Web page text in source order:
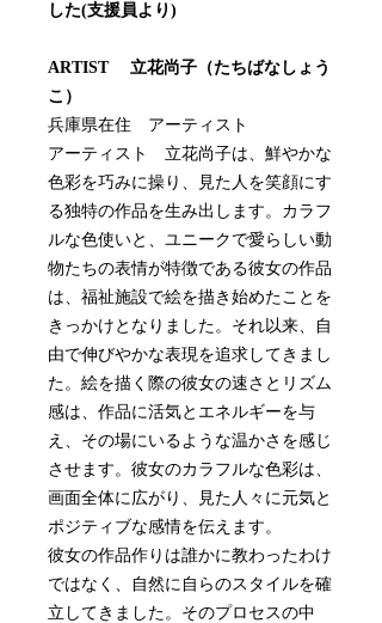
した(支援員より)
ARTIST 立花尚子（たちばなしょう
こ）
兵庫県在住 アーティスト
アーティスト 立花尚子は、鮮やかな
色彩を巧みに操り、見た人を笑顔にす
る独特の作品を生み出します。カラフ
ルな色使いと、ユニークで愛らしい動
物たちの表情が特徴である彼女の作品
は、福祉施設で絵を描き始めたことを
きっかけとなりました。それ以来、自
由で伸びやかな表現を追求してきまし
た。絵を描く際の彼女の速さとリズム
感は、作品に活気とエネルギーを与
え、その場にいるような温かさを感じ
させます。彼女のカラフルな色彩は、
画面全体に広がり、見た人々に元気と
ポジティブな感情を伝えます。
彼女の作品作りは誰かに教わったわけ
ではなく、自然に自らのスタイルを確
立してきました。そのプロセスの中